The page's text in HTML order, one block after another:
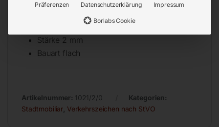
Seitenlänge 700 mm
Stärke 2 mm
Bauart flach
Artikelnummer: 1021/2/0
Kategorien:
Stadtmobiliar Verkehrszeichen nach StVO
Präferenzen Datenschutzerklärung Impressum
Borlabs Cookie